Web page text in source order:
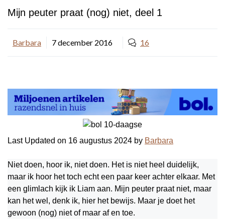
Mijn peuter praat (nog) niet, deel 1
Barbara 7 december 2016 16
Last Updated on 16 augustus 2024 by Barbara
Niet doen, hoor ik, niet doen. Het is niet heel duidelijk,
maar ik hoor het toch echt een paar keer achter elkaar. Met
een glimlach kijk ik Liam aan. Mijn peuter praat niet, maar
kan het wel, denk ik, hier het bewijs. Maar je doet het
gewoon (nog) niet of maar af en toe.